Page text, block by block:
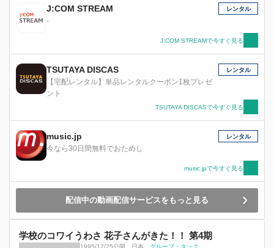
J:COM STREAM
-
レンタル
J:COM STREAMで今すぐ見る
TSUTAYA DISCAS
【宅配レンタル】単品レンタルクーポン1枚プレゼ
ント
レンタル
TSUTAYA DISCASで今すぐ見る
music.jp
今なら30日間無料でおためし
レンタル
music.jpで今すぐ見る
配信中の動画配信サービスをもっと見る
学校のコワイうわさ 花子さんがきた！！ 第4期
1995/12/25公開 日本 グループ・タック